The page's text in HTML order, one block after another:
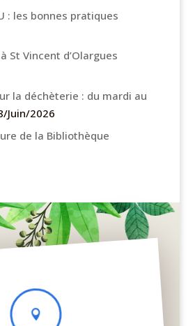
: les bonnes pratiques
St Vincent d’Olargues
la déchèterie : du mardi au
Juin/2026
de la Bibliothèque
